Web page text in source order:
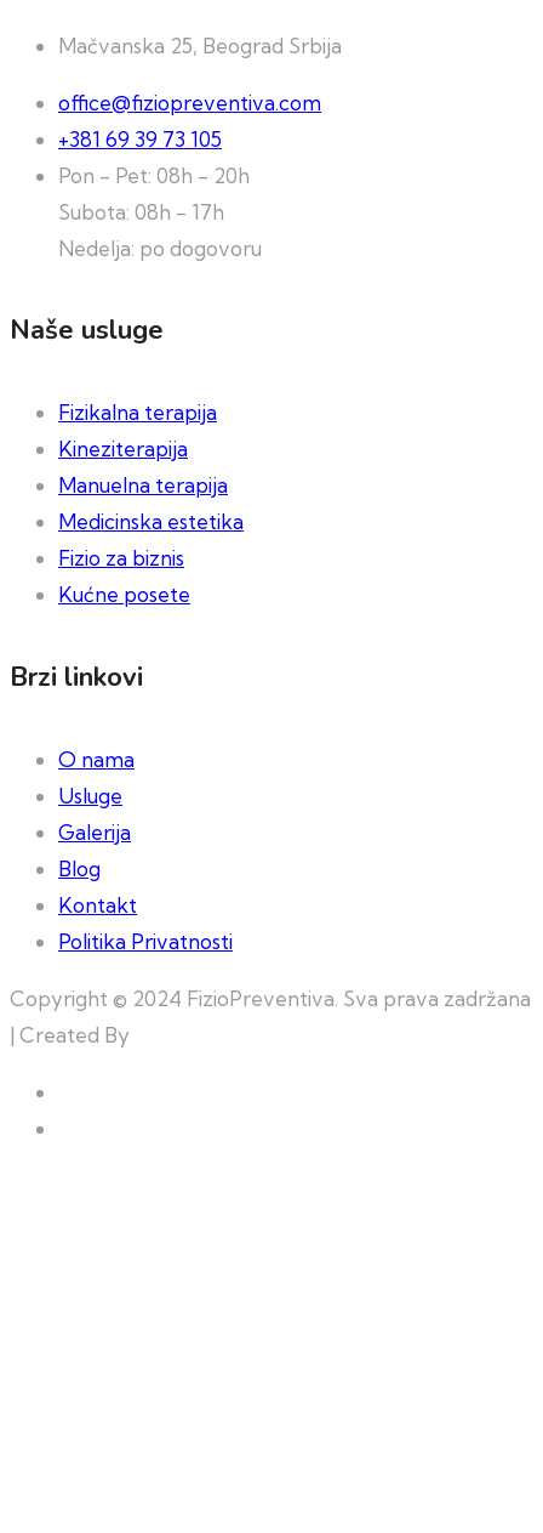
Mačvanska 25, Beograd Srbija
office@fiziopreventiva.com
+381 69 39 73 105
Pon - Pet: 08h - 20h
Subota: 08h - 17h
Nedelja: po dogovoru
Naše usluge
Fizikalna terapija
Kineziterapija
Manuelna terapija
Medicinska estetika
Fizio za biznis
Kućne posete
Brzi linkovi
O nama
Usluge
Galerija
Blog
Kontakt
Politika Privatnosti
Copyright © 2024 FizioPreventiva. Sva prava zadržana
| Created By